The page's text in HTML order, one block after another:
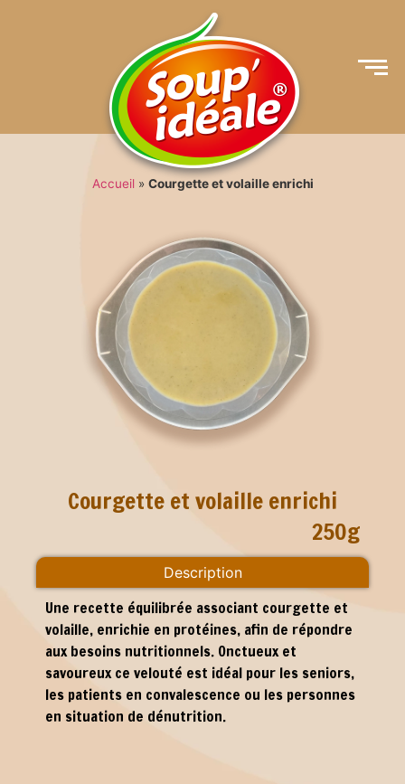
Accueil» Courgette et volaille enrichi
Courgette et volaille enrichi
250g
Description
Une recette équilibrée associant courgette et
volaille, enrichie en protéines, afin de répondre
aux besoins nutritionnels. Onctueux et
savoureux ce velouté est idéal pour les seniors,
les patients en convalescence ou les personnes
en situation de dénutrition.